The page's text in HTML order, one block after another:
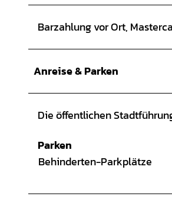
Barzahlung vor Ort,
Anreise & Parken
Die öffentlichen
Parken
Behinderten-Parkplätze